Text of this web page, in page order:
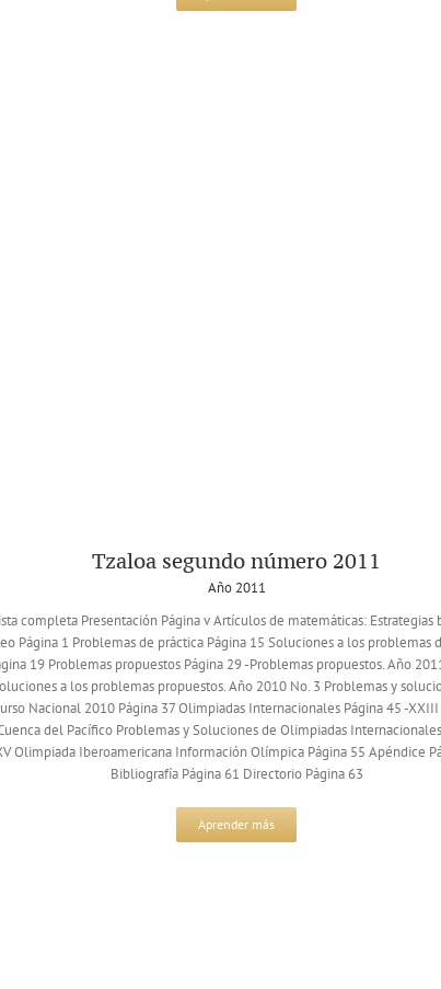
Tzaloa segundo número 2011
Año 2011
completa Presentación Página v Artículos de matemáticas: Estrategias
Página 1 Problemas de práctica Página 15 Soluciones a los problemas
19 Problemas propuestos Página 29 -Problemas propuestos. Año
a los problemas propuestos. Año 2010 No. 3 Problemas y
Nacional 2010 Página 37 Olimpiadas Internacionales Página 45 -
del Pacífico Problemas y Soluciones de Olimpiadas
Olimpiada Iberoamericana Información Olímpica Página 55 Apéndice
Bibliografía Página 61 Directorio Página 63
Aprender más